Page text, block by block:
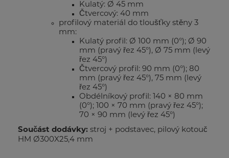
Kulatý: Ø 45 mm
Čtvercový: 40 mm
profilový materiál do tloušťky stěny 3
mm:
Kulatý profil: Ø 100 mm (0°); Ø 90
mm (pravý řez 45°), Ø 75 mm (levý
řez 45°)
Čtvercový profil: 90 mm (0°); 80
mm (pravý řez 45°), 75 mm (levý
řez 45°)
Obdélníkový profil: 140 × 80 mm
(0°); 100 × 70 mm (pravý řez 45°);
70 × 90 mm (levý řez 45°)
Součást dodávky: stroj + podstavec, pilový kotouč
HM Ø300X25,4 mm